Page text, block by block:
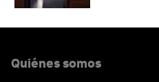
Quiénes somos